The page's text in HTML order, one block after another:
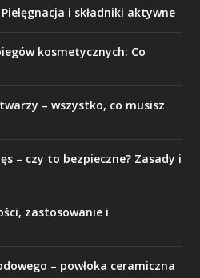
i składniki aktywne
kosmetycznych: Co
– wszystko, co musisz
– czy to bezpieczne? Zasady i
zastosowanie i
– powłoka ceramiczna